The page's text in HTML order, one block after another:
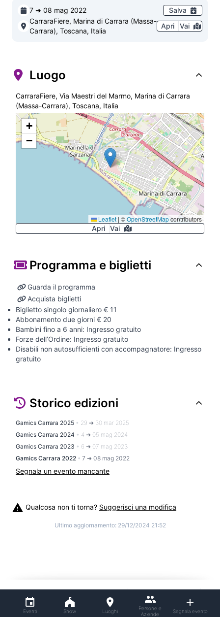
Eventi Show Luoghi
Persone e
Aziende
Segnala evento
7 ➜ 08 mag 2022
Salva
CarraraFiere, Marina di Carrara (Massa-
Carrara), Toscana, Italia
Apri Vai
Luogo
CarraraFiere, Via Maestri del Marmo, Marina di Carrara
(Massa-Carrara), Toscana, Italia
+
−
Leaflet | ©OpenStreetMapcontributors
Apri
Vai
Programma e biglietti
Guarda il programma
Acquista biglietti
Biglietto singolo giornaliero € 11
Abbonamento due giorni € 20
Bambini fino a 6 anni: Ingresso gratuito
Forze dell’Ordine: Ingresso gratuito
Disabili non autosufficienti con accompagnatore: Ingresso
gratuito
Storico edizioni
Gamics Carrara 2025 • 29 ➜ 30 mar 2025
Gamics Carrara 2024 • 4 ➜ 05 mag 2024
Gamics Carrara 2023 • 6 ➜ 07 mag 2023
Gamics Carrara 2022 • 7 ➜ 08 mag 2022
Segnala un evento mancante
Qualcosa non ti torna? Suggerisci una modifica
Ultimo aggiornamento: 29/12/2024 21:52
©2026Cosplitaly - Cosplay Italia | info@cosplitaly.it |
Privacy Policy Termini e condizioni